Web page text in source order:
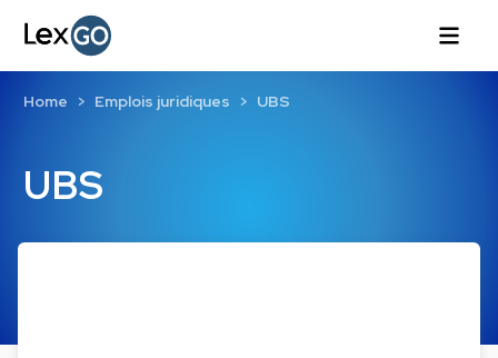
UBS
Home Emplois juridiques UBS